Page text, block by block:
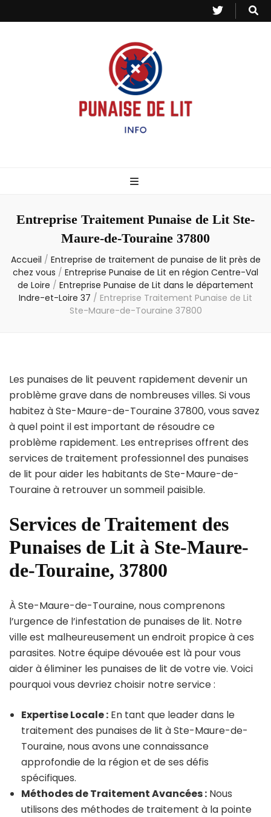
– Info
Entreprise Traitement Punaise de Lit Ste-
Maure-de-Touraine 37800
Accueil / Entreprise de traitement de punaise de lit près de
chez vous / Entreprise Punaise de Lit en région Centre-Val
de Loire / Entreprise Punaise de Lit dans le département
Indre-et-Loire 37 / Entreprise Traitement Punaise de Lit
Ste-Maure-de-Touraine 37800
Les punaises de lit peuvent rapidement devenir un
problème grave dans de nombreuses villes. Si vous
habitez à Ste-Maure-de-Touraine 37800, vous savez
à quel point il est important de résoudre ce
problème rapidement. Les entreprises offrent des
services de traitement professionnel des punaises
de lit pour aider les habitants de Ste-Maure-de-
Touraine à retrouver un sommeil paisible.
Services de Traitement des
Punaises de Lit à Ste-Maure-
de-Touraine, 37800
À Ste-Maure-de-Touraine, nous comprenons
l’urgence de l’infestation de punaises de lit. Notre
ville est malheureusement un endroit propice à ces
parasites. Notre équipe dévouée est là pour vous
aider à éliminer les punaises de lit de votre vie. Voici
pourquoi vous devriez choisir notre service :
Expertise Locale : En tant que leader dans le
traitement des punaises de lit à Ste-Maure-de-
Touraine, nous avons une connaissance
approfondie de la région et de ses défis
spécifiques.
Méthodes de Traitement Avancées : Nous
utilisons des méthodes de traitement à la pointe